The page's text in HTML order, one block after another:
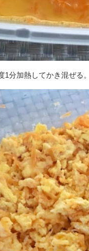
分加熱してかき混ぜる。